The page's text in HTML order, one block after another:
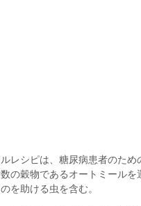
レシピは、糖尿病患者のた
の穀物であるオートミール
を助ける虫を含む。